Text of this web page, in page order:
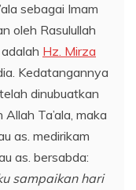
sebagai Imam
oleh Rasulullah
Hz. Mirza
Kedatangannya
dinubuatkan
Ta’ala, maka
as. medirikam
as. bersabda:
sampaikan hari